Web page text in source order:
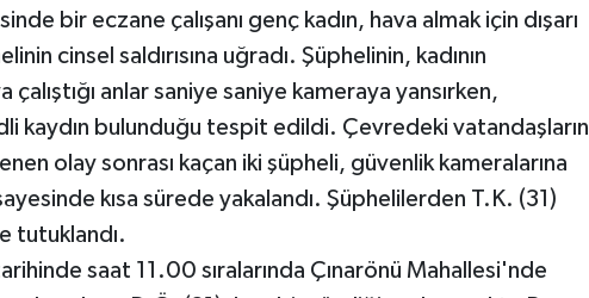
bir eczane çalışanı genç kadın, hava almak için dışarı
cinsel saldırısına uğradı. Şüphelinin, kadının
çalıştığı anlar saniye saniye kameraya yansırken,
kaydın bulunduğu tespit edildi. Çevredeki vatandaşların
olay sonrası kaçan iki şüpheli, güvenlik kameralarına
kısa sürede yakalandı. Şüphelilerden T.K. (31)
tutuklandı.
saat 11.00 sıralarında Çınarönü Mahallesi'nde